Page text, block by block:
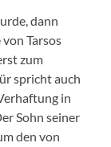
dann
Tarsos
zum
spricht auch
in
Sohn seiner
den von